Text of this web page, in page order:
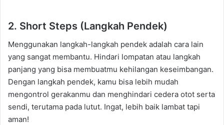
2. Short Steps (Langkah Pendek)
Menggunakan langkah-langkah pendek adalah cara lain
yang sangat membantu. Hindari lompatan atau langkah
panjang yang bisa membuatmu kehilangan keseimbangan.
Dengan langkah pendek, kamu bisa lebih mudah
mengontrol gerakanmu dan menghindari cedera otot serta
sendi, terutama pada lutut. Ingat, lebih baik lambat tapi
aman!